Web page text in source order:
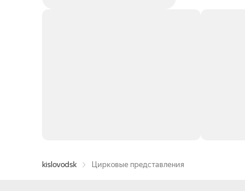
kislovodsk Цирковые представления